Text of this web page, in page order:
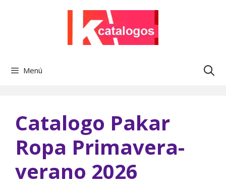
Menú
Catalogo Pakar
Ropa Primavera-
verano 2026